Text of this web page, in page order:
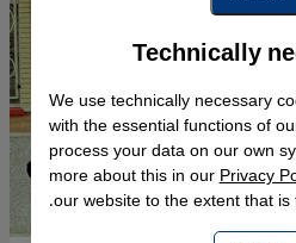
Technically
We use technically necessary
with the essential functions of
process your data on our own
more about this in ourPrivacy
our website to the extent that